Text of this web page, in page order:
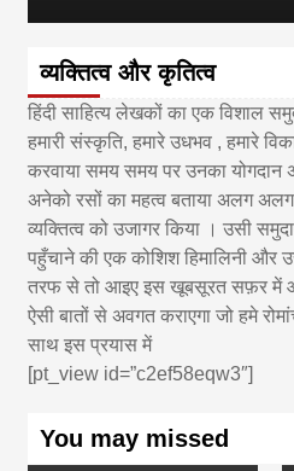
व्यक्तित्व और कृतित्व
हिंदी साहित्य लेखकों का एक विशाल
हमारी संस्कृति, हमारे उधभव , हमारे
करवाया समय समय पर उनका योगदान
अनेको रसों का महत्व बताया अलग
व्यक्तित्व को उजागर किया । उसी
पहुँचाने की एक कोशिश हिमालिनी और
तरफ से तो आइए इस खूबसूरत सफ़र में
ऐसी बातों से अवगत कराएगा जो हमे
साथ इस प्रयास में
[pt_view id=”c2ef58eqw3″]
You may missed